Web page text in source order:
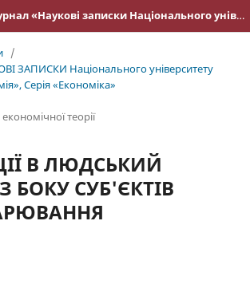
Науковий журнал «Наукові записки Національного університету «Острозька академія»: серія «Економіка»
/
ЗАПИСКИ Національного університету
Серія «Економіка»
теорії
В ЛЮДСЬКИЙ
БОКУ СУБ'ЄКТІВ